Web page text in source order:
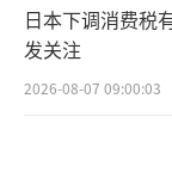
日本下调消费税
发关注
2026-08-07 09:00:03